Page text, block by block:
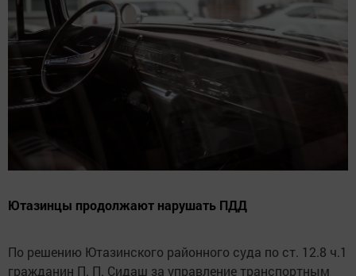
Ютазинцы продолжают нарушать ПДД
По решению Ютазинского районного суда по ст. 12.8 ч.1
гражданин П. П. Сидаш за управление транспортным